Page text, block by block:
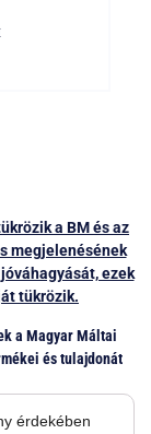
a BM és az
megjelenésének
ezek
tükrözik.
a Magyar Máltai
és tulajdonát
célokra, a Magyar
nélkül
érdekében